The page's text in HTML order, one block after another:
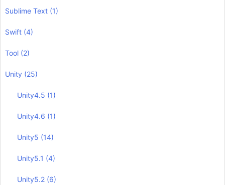
Sublime Text (1)
Swift (4)
Tool (2)
Unity (25)
Unity4.5 (1)
Unity4.6 (1)
Unity5 (14)
Unity5.1 (4)
Unity5.2 (6)